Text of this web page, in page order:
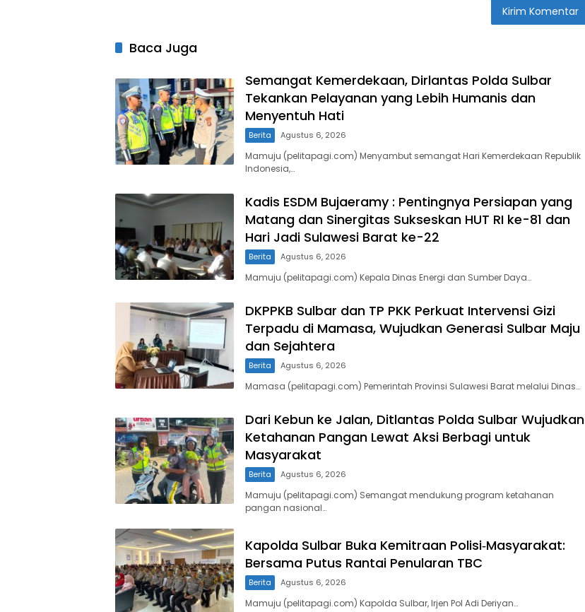
Baca Juga
Semangat Kemerdekaan, Dirlantas Polda Sulbar
Tekankan Pelayanan yang Lebih Humanis dan
Menyentuh Hati
Berita Agustus 6, 2026
Mamuju (pelitapagi.com) Menyambut semangat Hari Kemerdekaan Republik
Indonesia,…
Kadis ESDM Bujaeramy : Pentingnya Persiapan yang
Matang dan Sinergitas Sukseskan HUT RI ke-81 dan
Hari Jadi Sulawesi Barat ke-22
Berita Agustus 6, 2026
Mamuju (pelitapagi.com) Kepala Dinas Energi dan Sumber Daya…
DKPPKB Sulbar dan TP PKK Perkuat Intervensi Gizi
Terpadu di Mamasa, Wujudkan Generasi Sulbar Maju
dan Sejahtera
Berita Agustus 6, 2026
Mamasa (pelitapagi.com) Pemerintah Provinsi Sulawesi Barat melalui Dinas…
Dari Kebun ke Jalan, Ditlantas Polda Sulbar Wujudkan
Ketahanan Pangan Lewat Aksi Berbagi untuk
Masyarakat
Berita Agustus 6, 2026
Mamuju (pelitapagi.com) Semangat mendukung program ketahanan
pangan nasional…
Kapolda Sulbar Buka Kemitraan Polisi‑Masyarakat:
Bersama Putus Rantai Penularan TBC
Berita Agustus 6, 2026
Mamuju (pelitapagi.com) Kapolda Sulbar, Irjen Pol Adi Deriyan…